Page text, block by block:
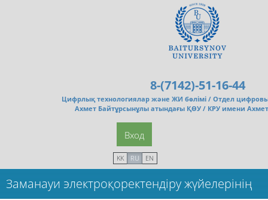
8-(7142)-51-16-44
Цифрлық технологиялар және ЖИ бөлімі / Отдел
Ахмет Байтұрсынұлы атындағы ҚӨУ / КРУ имени
Вход
KK RU EN
Заманауи электроқоректендіру жүйелерінің